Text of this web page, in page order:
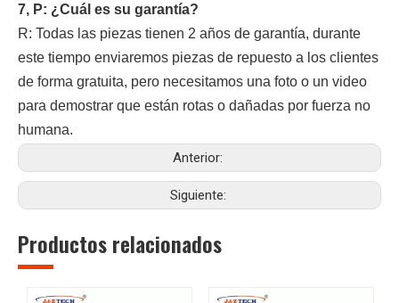
7, P: ¿Cuál es su garantía?
R: Todas las piezas tienen 2 años de garantía, durante
este tiempo enviaremos piezas de repuesto a los clientes
de forma gratuita, pero necesitamos una foto o un video
para demostrar que están rotas o dañadas por fuerza no
humana.
Anterior:
Siguiente:
Productos relacionados